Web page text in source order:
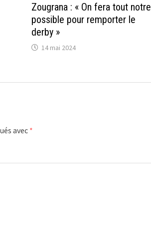
Zougrana : « On fera tout notre
possible pour remporter le
derby »
14 mai 2024
avec*